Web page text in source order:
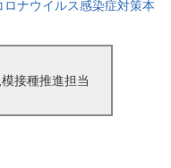
ナウイルス感染症対策本
模接種推進担当